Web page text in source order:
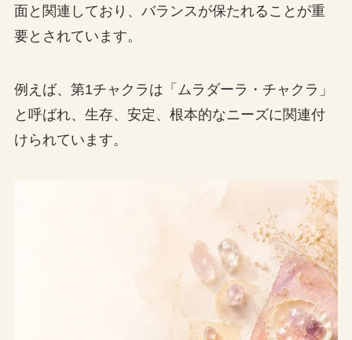
面と関連しており、バランスが保たれることが重
要とされています。
例えば、第1チャクラは「ムラダーラ・チャクラ」
と呼ばれ、生存、安定、根本的なニーズに関連付
けられています。